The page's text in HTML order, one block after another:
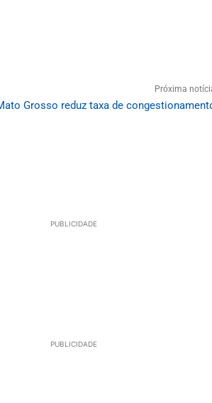
Próxima
Grosso reduz taxa de
PUBLICIDADE
PUBLICIDADE